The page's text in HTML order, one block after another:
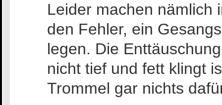
Leider machen nämlich
den Fehler, ein
legen. Die
nicht tief und fett klingt
Trommel gar nichts